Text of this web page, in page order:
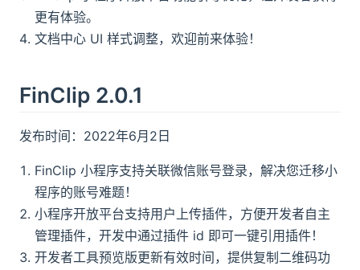
更有体验。
文档中心 UI 样式调整，欢迎前来体验！
FinClip 2.0.1
发布时间：2022年6月2日
FinClip 小程序支持关联微信账号登录，解决您迁移小
程序的账号难题！
小程序开放平台支持用户上传插件，方便开发者自主
管理插件，开发中通过插件 id 即可一键引用插件！
开发者工具预览版更新有效时间，提供复制二维码功